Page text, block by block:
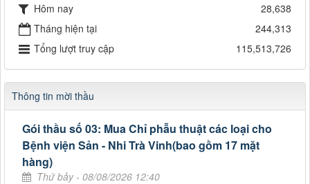
Hôm nay
28,638
Tháng hiện tại
244,313
Tổng lượt truy cập
115,513,726
Thông tin mời thầu
Gói thầu số 03: Mua Chỉ phẫu thuật các loại cho
Bệnh viện Sản - Nhi Trà Vinh(bao gồm 17 mặt
hàng)
Thứ bảy - 08/08/2026 12:40